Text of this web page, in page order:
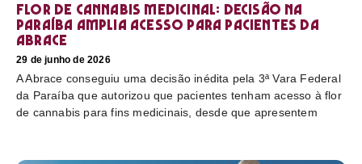
Flor de cannabis medicinal: decisão na
Paraíba amplia acesso para pacientes da
Abrace
29 de junho de 2026
A Abrace conseguiu uma decisão inédita pela 3ª Vara Federal
da Paraíba que autorizou que pacientes tenham acesso à flor
de cannabis para fins medicinais, desde que apresentem